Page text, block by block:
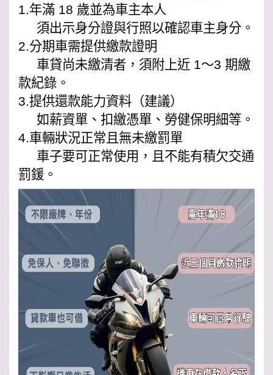
1.年滿 18 歲並為車主本人
須出示身分證與行照以確認車主身分。
2.分期車需提供繳款證明
車貸尚未繳清者，須附上近 1～3 期繳
款紀錄。
3.提供還款能力資料（建議）
如薪資單、扣繳憑單、勞健保明細等。
4.車輛狀況正常且無未繳罰單
車子要可正常使用，且不能有積欠交通
罰鍰。